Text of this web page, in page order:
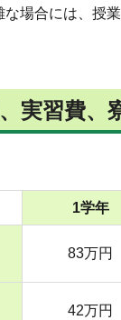
場合には、授
実習費、
1学年
83万円
42万円